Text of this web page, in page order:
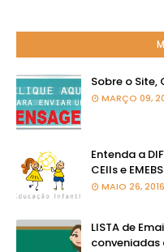
Sobre o Site,
MARÇO 09,
Entenda a
CEIIs e
MAIO 26, 2016
LISTA de
conveniadas